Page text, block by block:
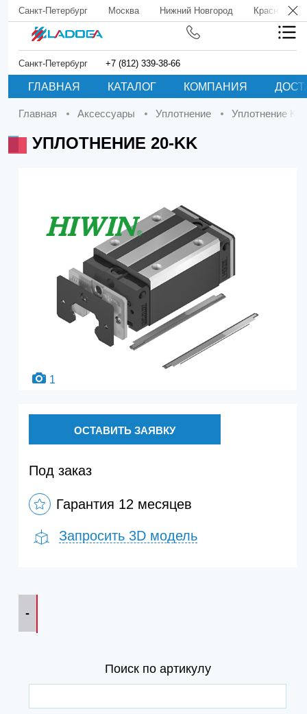
Санкт-Петербург Москва Нижний Новгород Краснодар
Санкт-Петербург +7 (812) 339-38-66
ГЛАВНАЯ КАТАЛОГ КОМПАНИЯ
Главная Аксессуары Уплотнение Уплотнение KK
УПЛОТНЕНИЕ 20-KK
1
ОСТАВИТЬ ЗАЯВКУ
Под заказ
Гарантия 12 месяцев
Запросить 3D модель
-
Поиск по артикулу